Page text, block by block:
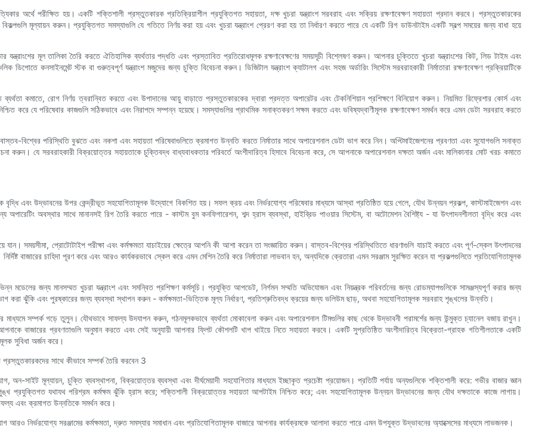
অর্থে পরীক্ষিত হয়। একটি শক্তিশালী প্রস্তুতকারক প্রতিক্রিয়াশীল প্রযুক্তিগত সহায়তা, দক্ষ খুচরা যন্ত্রাংশ সরবরাহ এবং সক্রিয় রক্ষণাবেক্ষণ সহায়তা প্রদান করবে। প্রস্তুতকারকের
বিকল্পগুলি মূল্যায়ন করুন। প্রযুক্তিগত সমস্যাগুলি যে গতিতে নির্ণয় করা হয় এবং খুচরা যন্ত্রাংশ প্রেরণ করা হয় তা নির্ধারণ করতে পারে যে একটি রিগ ডাউনটাইম একটি স্বল্প সময়ের জন্য বাধা হয়ে
মূল তালিকা তৈরি করতে ঐতিহাসিক ব্যর্থতার পদ্ধতি এবং প্রস্তাবিত প্রতিরোধমূলক রক্ষণাবেক্ষণের সময়সূচী বিশ্লেষণ করুন। আপনার চুক্তিতে খুচরা যন্ত্রাংশের কিট, লিড টাইম এবং
কনসাইনমেন্ট স্টক বা গুরুত্বপূর্ণ যন্ত্রাংশ মজুদের জন্য চুক্তি বিবেচনা করুন। ডিজিটাল যন্ত্রাংশ ক্যাটালগ এবং সহজ অর্ডারিং সিস্টেম সরবরাহকারী নির্মাতারা রক্ষণাবেক্ষণ প্রক্রিয়াটিকে
কমাতে, রোগ নির্ণয় ত্বরান্বিত করতে এবং উপাদানের আয়ু বাড়াতে প্রস্তুতকারকের দ্বারা প্রদত্ত অপারেটর এবং টেকনিশিয়ান প্রশিক্ষণে বিনিয়োগ করুন। নিয়মিত রিফ্রেশার কোর্স এবং
করে যে পরিষেবার কাজগুলি সঠিকভাবে এবং নিরাপদে সম্পন্ন হয়েছে। সমস্যাগুলির প্রাথমিক সনাক্তকরণ সক্ষম করতে এবং ভবিষ্যদ্বাণীমূলক রক্ষণাবেক্ষণ সমর্থন করে এমন ডেটা সরবরাহ করতে
বিশ্বের পরিস্থিতি বুঝতে এবং নকশা এবং সহায়তা পরিষেবাগুলিতে ক্রমাগত উন্নতি করতে নির্মাতার সাথে অপারেশনাল ডেটা ভাগ করে নিন। অপ্টিমাইজেশনের প্রবণতা এবং সুযোগগুলি সনাক্ত
করুন। যে সরবরাহকারী বিক্রয়োত্তর সহায়তাকে চুক্তিবদ্ধ বাধ্যবাধকতার পরিবর্তে অংশীদারিত্ব হিসাবে বিবেচনা করে, সে আপনাকে অপারেশনাল দক্ষতা অর্জন এবং মালিকানার মোট খরচ কমাতে
বৃদ্ধি এবং উদ্ভাবনের উপর কেন্দ্রীভূত সহযোগিতামূলক উদ্যোগে বিকশিত হয়। সফল ক্রয় এবং নির্ভরযোগ্য পরিষেবার মাধ্যমে আস্থা প্রতিষ্ঠিত হয়ে গেলে, যৌথ উন্নয়ন প্রকল্প, কাস্টমাইজেশন এবং
অবস্থার সাথে মানানসই রিগ তৈরি করতে পারে - কাস্টম বুম কনফিগারেশন, শব্দ হ্রাস ব্যবস্থা, হাইব্রিড পাওয়ার সিস্টেম, বা অটোমেশন বৈশিষ্ট্য - যা উৎপাদনশীলতা বৃদ্ধি করে এবং
সময়সীমা, প্রোটোটাইপ পরীক্ষা এবং কর্মক্ষমতা যাচাইয়ের ক্ষেত্রে আপনি কী আশা করেন তা সংজ্ঞায়িত করুন। বাস্তব-বিশ্বের পরিস্থিতিতে ধারণাগুলি যাচাই করতে এবং পূর্ণ-স্কেল উৎপাদনের
বাজারের চাহিদা পূরণ করে এবং আরও কার্যকরভাবে স্কেল করে এমন মেশিন তৈরি করে নির্মাতারা লাভবান হন, অন্যদিকে ক্রেতারা এমন সরঞ্জাম সুরক্ষিত করেন যা প্রকল্পগুলিতে প্রতিযোগিতামূলক
মডেলের জন্য মানসম্মত খুচরা যন্ত্রাংশ এবং সমন্বিত প্রশিক্ষণ কর্মসূচি। প্রযুক্তি আপডেট, নির্গমন সম্মতি অভিযোজন এবং নিয়ন্ত্রক পরিবর্তনের জন্য রোডম্যাপগুলিকে সামঞ্জস্যপূর্ণ করার জন্য
করা ঝুঁকি এবং পুরষ্কারের জন্য ব্যবস্থা স্থাপন করুন - কর্মক্ষমতা-ভিত্তিক মূল্য নির্ধারণ, প্রতিশ্রুতিবদ্ধ ক্রয়ের জন্য ভলিউম ছাড়, অথবা সহযোগিতামূলক সরবরাহ শৃঙ্খলের উন্নতি।
সম্পর্ক গড়ে তুলুন। যৌথভাবে সাফল্য উদযাপন করুন, গঠনমূলকভাবে ব্যর্থতা মোকাবেলা করুন এবং অপারেশনাল টিমগুলির কাছ থেকে উদ্ভাবনী পরামর্শের জন্য উন্মুক্ত চ্যানেল বজায় রাখুন।
বাজারের প্রবণতাগুলি অনুমান করতে এবং সেই অনুযায়ী আপনার ফ্লিট কৌশলটি খাপ খাইয়ে নিতে সহায়তা করবে। একটি সুপ্রতিষ্ঠিত অংশীদারিত্ব বিক্রেতা-গ্রাহক গতিশীলতাকে একটি
সুবিধা অর্জন করে।
অন-সাইট মূল্যায়ন, চুক্তি ব্যবস্থাপনা, বিক্রয়োত্তর ব্যবস্থা এবং দীর্ঘমেয়াদী সহযোগিতার মাধ্যমে ইচ্ছাকৃত প্রচেষ্টা প্রয়োজন। প্রতিটি পর্যায় অন্যগুলিকে শক্তিশালী করে: গভীর বাজার জ্ঞান
প্রযুক্তিগত যথাযথ পরিশ্রম কর্মক্ষম ঝুঁকি হ্রাস করে; শক্তিশালী বিক্রয়োত্তর সহায়তা আপটাইম নিশ্চিত করে; এবং সহযোগিতামূলক উন্নয়ন উদ্ভাবনের জন্য যৌথ দক্ষতাকে কাজে লাগায়।
এবং ক্রমাগত উন্নতিকে সমর্থন করে।
নির্ভরযোগ্য সরঞ্জামের কর্মক্ষমতা, দ্রুত সমস্যার সমাধান এবং প্রতিযোগিতামূলক বাজারে আপনার কার্যক্রমকে আলাদা করতে পারে এমন উপযুক্ত উদ্ভাবনের অ্যাক্সেসের মাধ্যমে লাভজনক।